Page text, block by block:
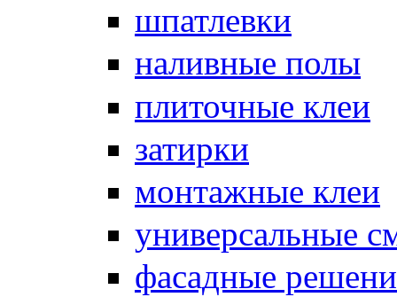
шпатлевки
наливные полы
плиточные клеи
затирки
монтажные клеи
универсальные
фасадные